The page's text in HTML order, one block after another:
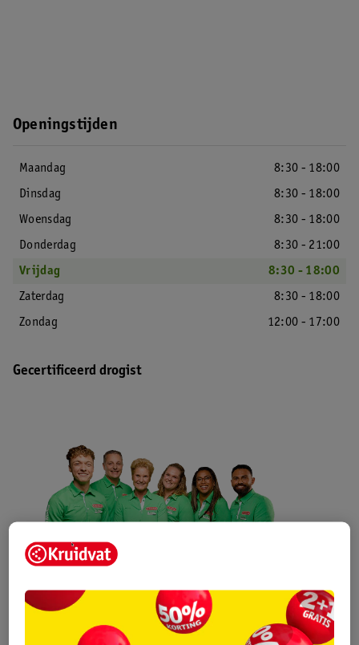
Openingstijden
Maandag
8:30 - 18:00
Dinsdag
8:30 - 18:00
Woensdag
8:30 - 18:00
Donderdag
8:30 - 21:00
Vrijdag
8:30 - 18:00
Zaterdag
8:30 - 18:00
Zondag
12:00 - 17:00
Gecertificeerd drogist
Kruidvat is een erkend specialist in